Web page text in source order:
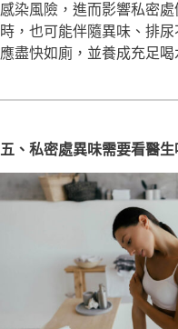
感染風險，進而影響私密
時，也可能伴隨異味、排
應盡快如廁，並養成充足喝
五、私密處異味需要看醫生